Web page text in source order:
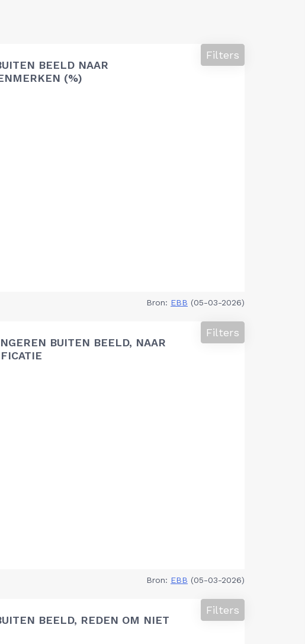
BEELD NAAR
(%)
Filters
Bron: EBB (05-03-2026)
BUITEN BEELD, NAAR
Filters
Bron: EBB (05-03-2026)
BEELD, REDEN OM NIET
Filters